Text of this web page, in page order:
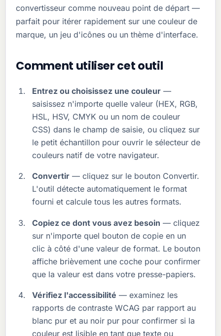
convertisseur comme nouveau point de départ —
parfait pour itérer rapidement sur une couleur de
marque, un jeu d'icônes ou un thème d'interface.
Comment utiliser cet outil
Entrez ou choisissez une couleur—
saisissez n'importe quelle valeur (HEX, RGB,
HSL, HSV, CMYK ou un nom de couleur
CSS) dans le champ de saisie, ou cliquez sur
le petit échantillon pour ouvrir le sélecteur de
couleurs natif de votre navigateur.
Convertir— cliquez sur le bouton Convertir.
L'outil détecte automatiquement le format
fourni et calcule tous les autres formats.
Copiez ce dont vous avez besoin — cliquez
sur n'importe quel bouton de copie en un
clic à côté d'une valeur de format. Le bouton
affiche brièvement une coche pour confirmer
que la valeur est dans votre presse-papiers.
Vérifiez l'accessibilité — examinez les
rapports de contraste WCAG par rapport au
blanc pur et au noir pur pour confirmer si la
couleur est lisible en tant que texte ou